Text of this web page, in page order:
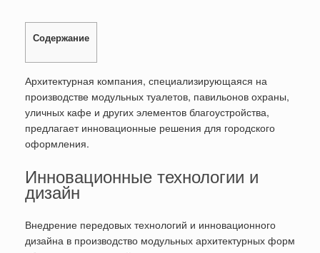
Содержание
Архитектурная компания, специализирующаяся на
производстве модульных туалетов, павильонов охраны,
уличных кафе и других элементов благоустройства,
предлагает инновационные решения для городского
оформления.
Инновационные технологии и
дизайн
Внедрение передовых технологий и инновационного
дизайна в производство модульных архитектурных форм